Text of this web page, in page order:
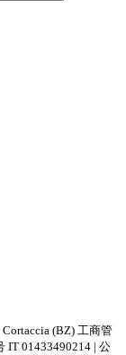
(BZ) 工商管
IT 01433490214 | 公